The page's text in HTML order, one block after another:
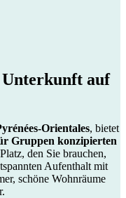
Unterkunft auf
Orientales, bietet
Gruppen konzipierten
den Sie brauchen,
Aufenthalt mit
schöne Wohnräume